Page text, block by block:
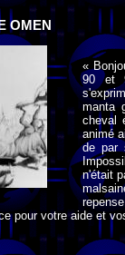
OMEN
«
90 et
manta
cheval
animé
de par
n'était
pour votre aide et